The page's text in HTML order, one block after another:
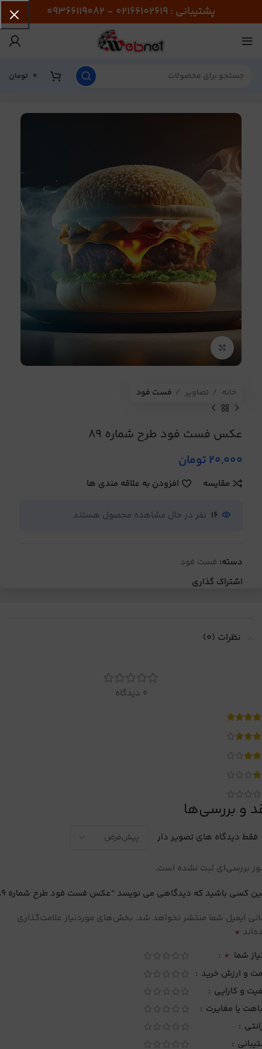
پشتیبانی : 02166102619 - 09366119082
0 تومان
خانه تصاویر فست فود
عکس فست فود طرح شماره 89
20,000تومان
مقایسه افزودن به علاقه مندی ها
16 نفر در حال مشاهده محصول هستند
دسته: فست فود
اشتراک گذاری
نظرات (0)
0 دیدگاه
و بررسی‌ها
فقط دیدگاه های تصویر دار
بررسی‌ای ثبت نشده است.
کسی باشید که دیدگاهی می نویسد “عکس فست فود طرح شماره 89”
ایمیل شما منتشر نخواهد شد. بخش‌های موردنیاز علامت‌گذاری
*
شما *
و ارزش خرید
و کارایی
یا مغایرت